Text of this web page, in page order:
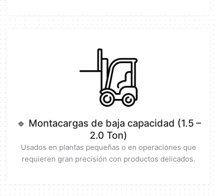
🔹 Montacargas de baja capacidad (1.5 –
2.0 Ton)
Usados en plantas pequeñas o en operaciones que
requieren gran precisión con productos delicados.